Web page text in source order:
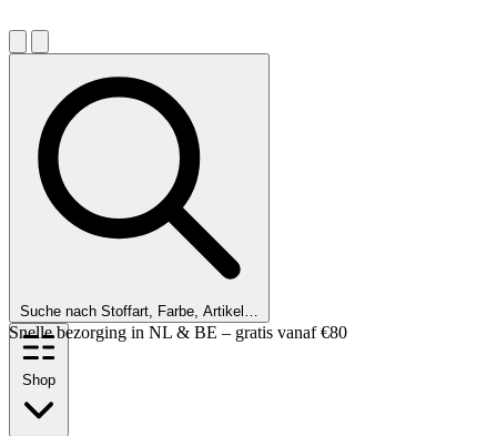
Suche nach Stoffart, Farbe, Artikel…
Kunden bewerten uns mit einer 9,6!
Shop